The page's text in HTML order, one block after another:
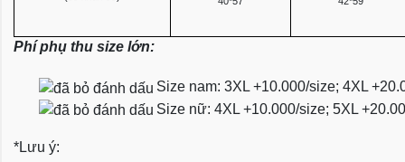
Phí phụ thu size lớn:
Size nam: 3XL +10.000/size; 4XL
Size nữ: 4XL +10.000/size; 5XL
*Lưu ý: